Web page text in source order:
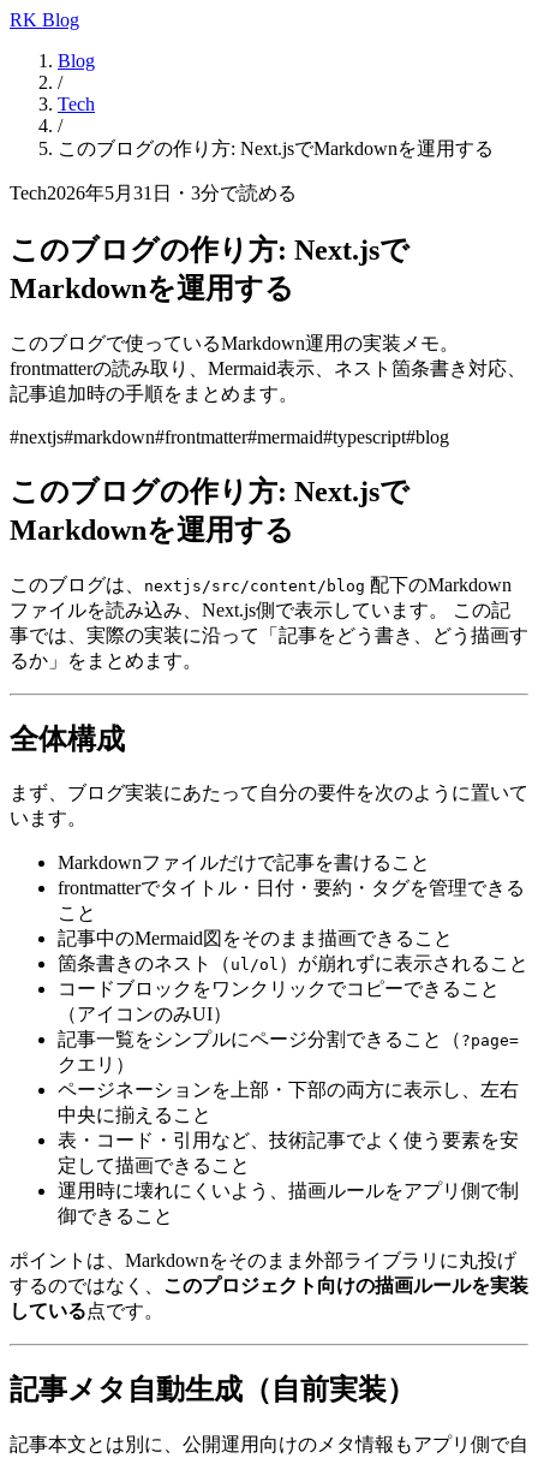
RK Blog
Blog
/
Tech
/
このブログの作り方: Next.jsでMarkdownを運用する
Tech2026年5月31日 ・ 3分で読める
このブログの作り方: Next.jsで
Markdownを運用する
このブログで使っているMarkdown運用の実装メモ。
frontmatterの読み取り、Mermaid表示、ネスト箇条書き対応、
記事追加時の手順をまとめます。
#nextjs#markdown#frontmatter#mermaid#typescript#blog
このブログの作り方: Next.jsで
Markdownを運用する
このブログは、 nextjs/src/content/blog 配下のMarkdown
ファイルを読み込み、Next.js側で表示しています。 この記
事では、実際の実装に沿って「記事をどう書き、どう描画す
るか」をまとめます。
全体構成
まず、ブログ実装にあたって自分の要件を次のように置いて
います。
Markdownファイルだけで記事を書けること
frontmatterでタイトル・日付・要約・タグを管理できる
こと
記事中のMermaid図をそのまま描画できること
箇条書きのネスト（ ul/ol ）が崩れずに表示されること
コードブロックをワンクリックでコピーできること
（アイコンのみUI）
記事一覧をシンプルにページ分割できること（ ?page=
クエリ）
ページネーションを上部・下部の両方に表示し、左右
中央に揃えること
表・コード・引用など、技術記事でよく使う要素を安
定して描画できること
運用時に壊れにくいよう、描画ルールをアプリ側で制
御できること
ポイントは、Markdownをそのまま外部ライブラリに丸投げ
するのではなく、 このプロジェクト向けの描画ルールを実装
している点です。
記事メタ自動生成（自前実装）
記事本文とは別に、公開運用向けのメタ情報もアプリ側で自